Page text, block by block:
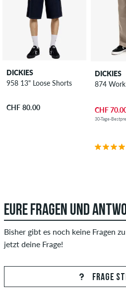
DICKIES
958 13" Loose Shorts
CHF 80.00
DICKIES
874
CHF
30-Tage-
EURE FRAGEN UND
Bisher gibt es noch keine Fragen
jetzt deine Frage!
FRAGE